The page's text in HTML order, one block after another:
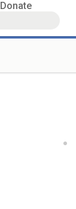
Donate